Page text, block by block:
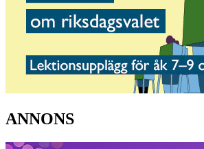
ANNONS